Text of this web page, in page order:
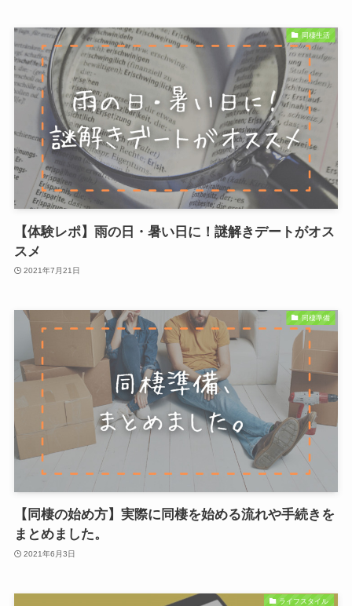
同棲生活
【体験レポ】雨の日・暑い日に！謎解きデートがオス
スメ
2021年7月21日
同棲準備
【同棲の始め方】実際に同棲を始める流れや手続きを
まとめました。
2021年6月3日
ライフスタイル